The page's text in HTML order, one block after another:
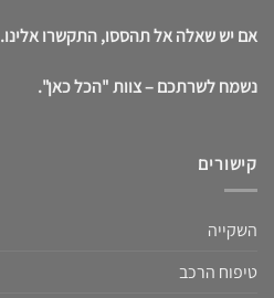
אם יש שאלה אל תהססו, התקשרו אלינו.
נשמח לשרתכם – צוות "הכל כאן".
קישורים
השקייה
טיפוח הרכב